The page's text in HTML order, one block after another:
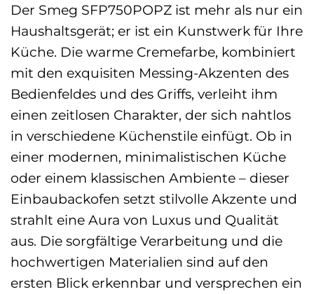
Der Smeg SFP750POPZ ist mehr als nur ein
Haushaltsgerät; er ist ein Kunstwerk für Ihre
Küche. Die warme Cremefarbe, kombiniert
mit den exquisiten Messing-Akzenten des
Bedienfeldes und des Griffs, verleiht ihm
einen zeitlosen Charakter, der sich nahtlos
in verschiedene Küchenstile einfügt. Ob in
einer modernen, minimalistischen Küche
oder einem klassischen Ambiente – dieser
Einbaubackofen setzt stilvolle Akzente und
strahlt eine Aura von Luxus und Qualität
aus. Die sorgfältige Verarbeitung und die
hochwertigen Materialien sind auf den
ersten Blick erkennbar und versprechen ein